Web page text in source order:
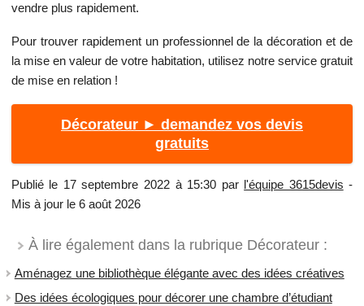
vendre plus rapidement.
Pour trouver rapidement un professionnel de la décoration et de
la mise en valeur de votre habitation, utilisez notre service gratuit
de mise en relation !
Décorateur ► demandez vos devis
gratuits
Publié le 17 septembre 2022 à 15:30 par l'équipe 3615devis -
Mis à jour le 6 août 2026
À lire également dans la rubrique Décorateur :
Aménagez une bibliothèque élégante avec des idées créatives
Des idées écologiques pour décorer une chambre d’étudiant